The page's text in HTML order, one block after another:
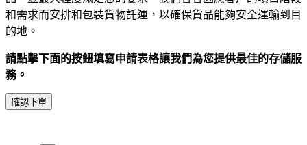
和需求而安排和包裝貨物託運，以確保貨品能夠安全運輸到目
的地。
請點擊下面的按鈕填寫申請表格讓我們為您提供最佳的存儲服
務。
確認下單